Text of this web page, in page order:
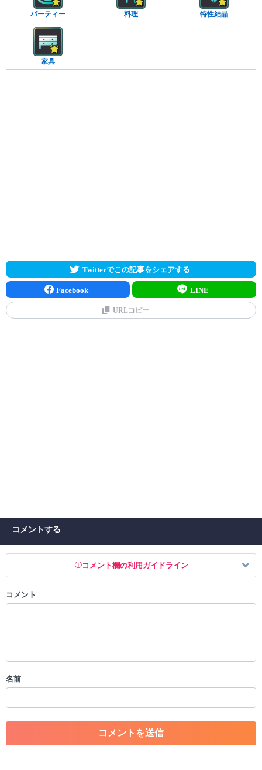
パーティー 料理 特性結晶
家具
Twitterでこの記事をシェアする
Facebook LINE
URLコピー
コメントする
コメント欄の利用ガイドライン
以下の書き込みを禁止とし、場合によってはコメント削除や書き込み制
・一度削除された投稿を再び投稿すること
・アカウントの売買など金銭が絡む内容の投稿
・各ゲームのネタバレを含む内容の投稿
・その他、管理者が不適切と判断した投稿
コメント
名前